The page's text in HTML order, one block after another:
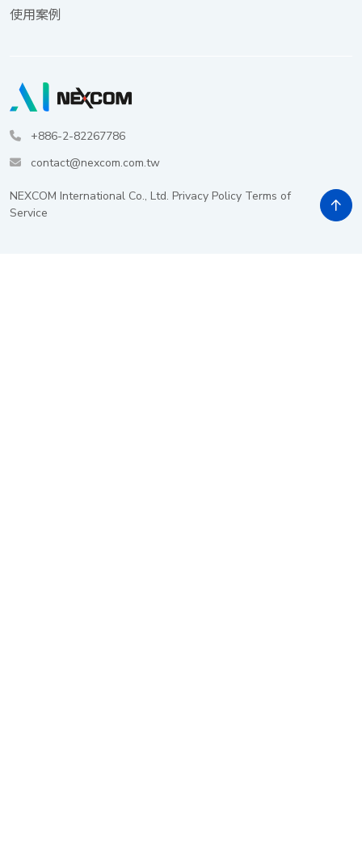
使用案例
+886-2-82267786
contact@nexcom.com.tw
NEXCOM International Co., Ltd. Privacy Policy Terms of
Service